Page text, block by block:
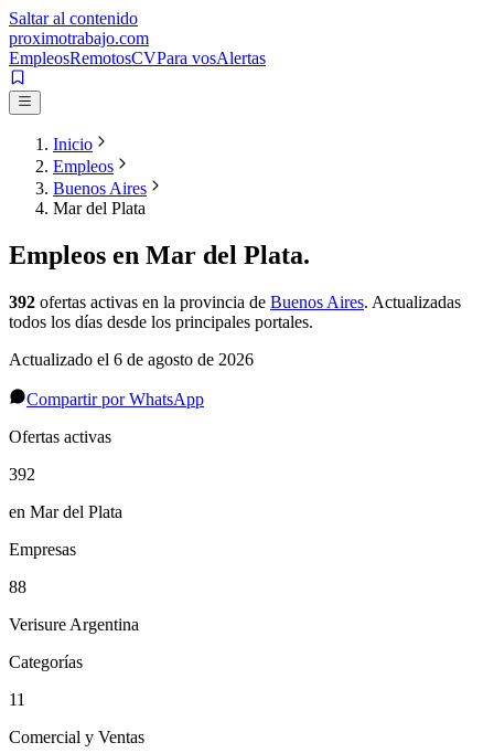
Saltar al contenido
proximotrabajo.com
EmpleosRemotosCVPara vosAlertas
Inicio
Empleos
Buenos Aires
Mar del Plata
Empleos en Mar del Plata.
392 ofertas activas en la provincia de Buenos Aires. Actualizadas
todos los días desde los principales portales.
Actualizado el 6 de agosto de 2026
Compartir por WhatsApp
Ofertas activas
392
en Mar del Plata
Empresas
88
Verisure Argentina
Categorías
11
Comercial y Ventas